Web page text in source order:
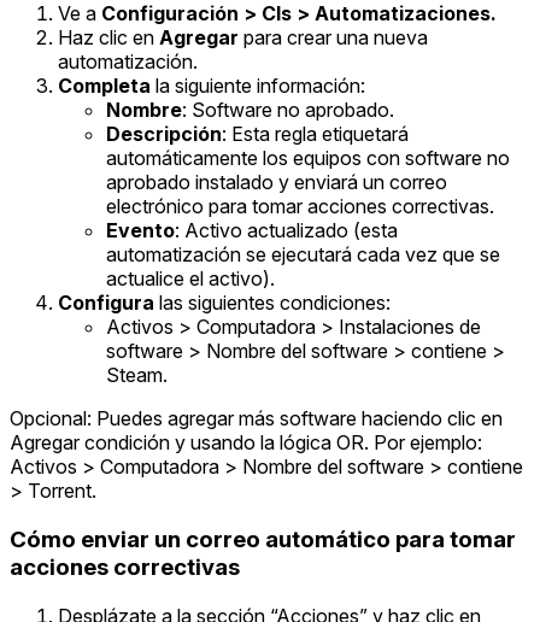
Ve a Configuración > CIs > Automatizaciones.
Haz clic en Agregar para crear una nueva
automatización.
Completa la siguiente información:
Nombre: Software no aprobado.
Descripción: Esta regla etiquetará
automáticamente los equipos con software no
aprobado instalado y enviará un correo
electrónico para tomar acciones correctivas.
Evento: Activo actualizado (esta
automatización se ejecutará cada vez que se
actualice el activo).
Configura las siguientes condiciones:
Activos > Computadora > Instalaciones de
software > Nombre del software > contiene >
Steam.
Opcional: Puedes agregar más software haciendo clic en
Agregar condición y usando la lógica OR. Por ejemplo:
Activos > Computadora > Nombre del software > contiene
> Torrent.
Cómo enviar un correo automático para tomar
acciones correctivas
Desplázate a la sección “Acciones” y haz clic en